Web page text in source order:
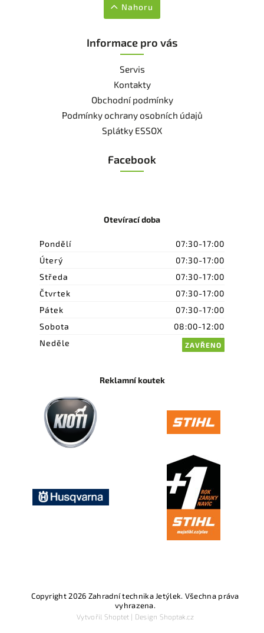
Nahoru
Informace pro vás
Servis
Kontakty
Obchodní podmínky
Podmínky ochrany osobních údajů
Splátky ESSOX
Facebook
Otevírací doba
Pondělí
07:30-17:00
Úterý
07:30-17:00
Středa
07:30-17:00
Čtvrtek
07:30-17:00
Pátek
07:30-17:00
Sobota
08:00-12:00
Neděle
ZAVŘENO
Reklamní koutek
Copyright 2026 Zahradní technika Jetýlek. Všechna práva
vyhrazena.
Vytvořil Shoptet| Design Shoptak.cz